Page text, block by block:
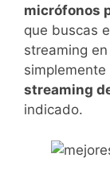
micrófonos
que buscas
streaming
simplemente
streaming
indicado.